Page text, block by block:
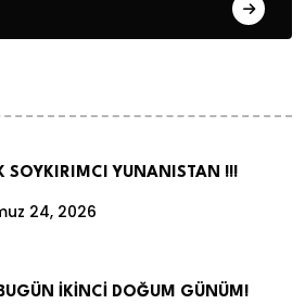
SOYKIRIMCI YUNANISTAN !!!
24, 2026
İKİNCİ DOĞUM GÜNÜM!